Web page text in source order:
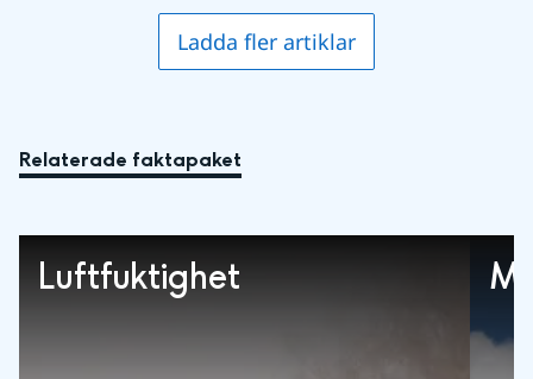
Ladda fler artiklar
Relaterade faktapaket
Luftfuktighet